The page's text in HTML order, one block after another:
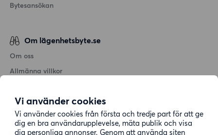
Vi använder cookies
Vi använder cookies från första och tredje part för att ge
dig en bra användarupplevelse, mäta publik och visa
dig personliga annonser. Genom att använda siten
Bytesansökan
Om lägenhetsbyte.se
Om oss
Allmänna villkor
Cookiepolicy
Sitemap